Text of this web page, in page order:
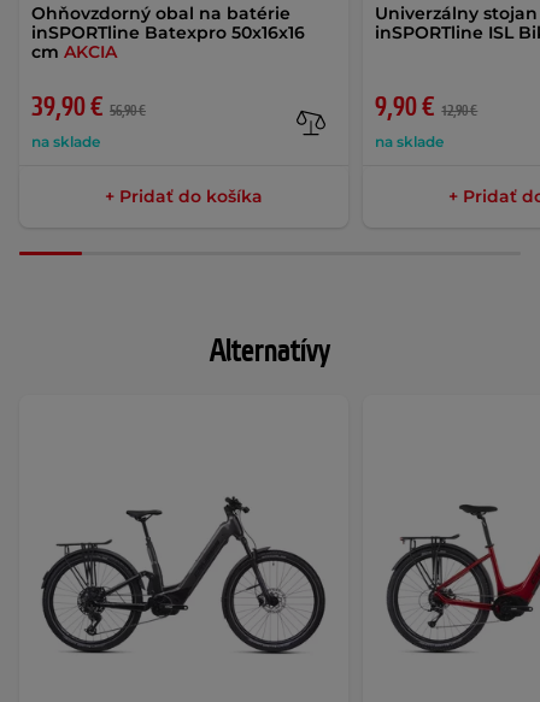
Ohňovzdorný obal na batérie
inSPORTline Batexpro 50x16x16
cm AKCIA
39,90 € 56,90 €
na sklade
+ Pridať do košíka
Univerzálny
inSPORTline ISL
9,90 € 12,90 €
na sklade
+ Pridať
Alternatívy